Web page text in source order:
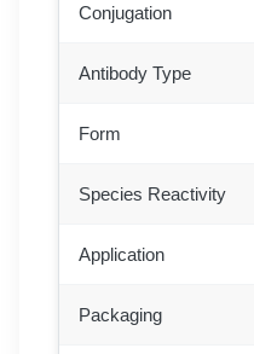
Conjugation
Antibody Type
Form
Species Reactivity
Application
Packaging